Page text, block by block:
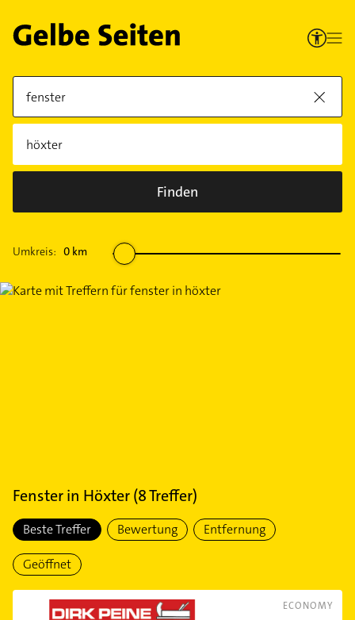
Finden
Umkreis: 0 km
Fensterin Höxter(8Treffer)
Beste Treffer Bewertung Entfernung
Geöffnet
ECONOMY